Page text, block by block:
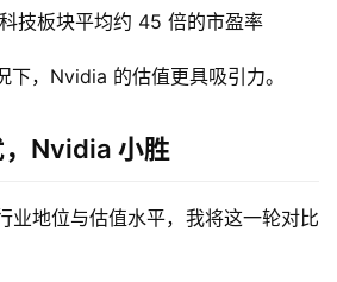
技板块平均约 45 倍的市盈率
下，Nvidia 的估值更具吸引力。
Nvidia 小胜
业地位与估值水平，我将这一轮对比